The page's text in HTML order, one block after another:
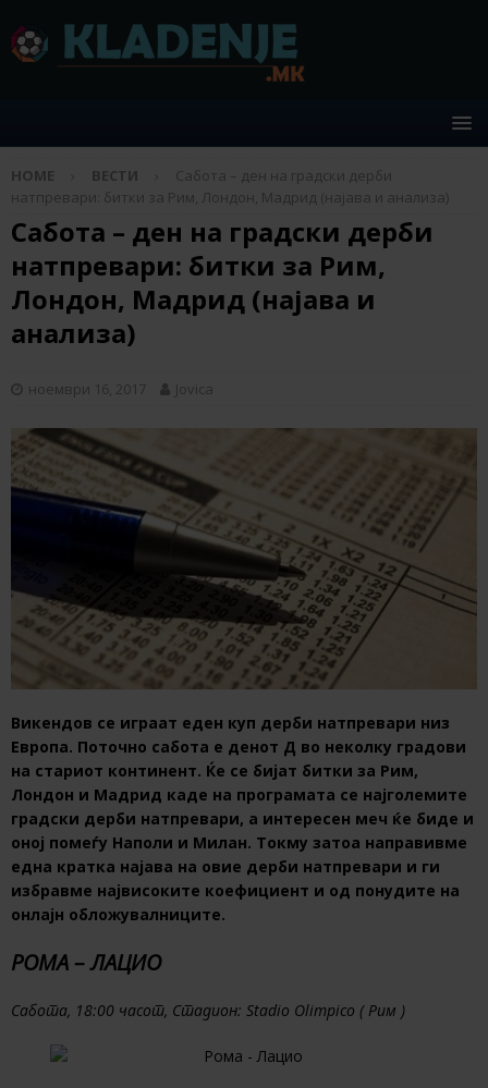
HOME ВЕСТИ
Сабота – ден на градски дерби
натпревари: битки за Рим, Лондон, Мадрид (најава и анализа)
Сабота – ден на градски дерби
натпревари: битки за Рим,
Лондон, Мадрид (најава и
анализа)
ноември 16, 2017 Jovica
Викендов се играат еден куп дерби натпревари низ
Европа. Поточно сабота е денот Д во неколку градови
на стариот континент. Ќе се бијат битки за Рим,
Лондон и Мадрид каде на програмата се најголемите
градски дерби натпревари, а интересен меч ќе биде и
оној помеѓу Наполи и Милан. Токму затоа направивме
една кратка најава на овие дерби натпревари и ги
избравме највисоките коефициент и од понудите на
онлајн обложувалниците.
РОМА – ЛАЦИО
Сабота, 18:00 часот, Стадион: Stadio Olimpico ( Рим )